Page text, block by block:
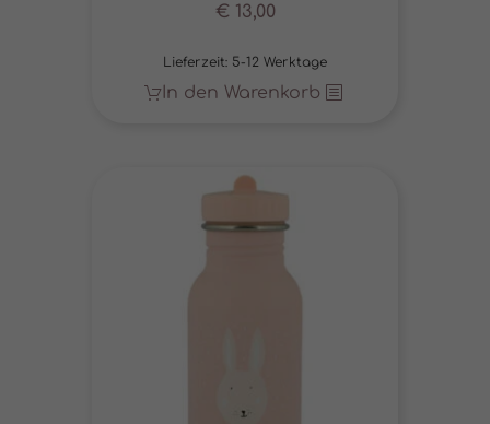
€ 13,00
Lieferzeit: 5-12 Werktage
In den Warenkorb